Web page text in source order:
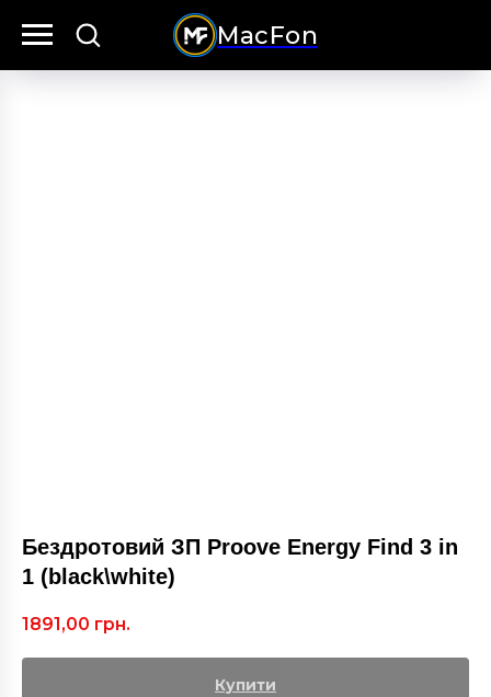
MacFon
Бездротовий ЗП Proove Energy Find 3 in
1 (black\white)
1891,00 грн.
Купити